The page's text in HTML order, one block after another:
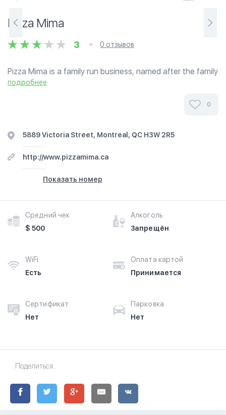
Pizza Mima
3 0 отзывов
Pizza Mima is a family run business, named after the family
grandmother, Mima-Zohra, who was a wonderful cook and
подробнее
0
5889 Victoria Street, Montreal, QC H3W 2R5
http://www.pizzamima.ca
Показать номер
Средний чек
$ 500
Алкоголь
Запрещён
WiFi
Есть
Оплата картой
Принимается
Сертификат
Нет
Парковка
Нет
Поделиться: